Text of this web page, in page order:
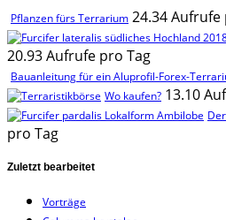
Pflanzen fürs Terrarium 24.34 Aufrufe
20.93 Aufrufe pro Tag
Bauanleitung für ein Aluprofil-Forex-
Wo kaufen? 13.10
pro Tag
Zuletzt bearbeitet
Vorträge